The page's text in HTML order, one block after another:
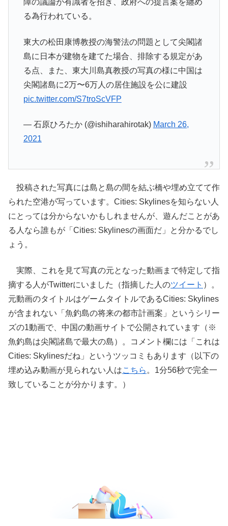
障の議論が有識者を招き、政府への提言案を纏め
る為行われている。
東大の松田康博教授の海警法の問題として尖閣諸
島に日本が建物を建てた場合、排除する規定があ
る点、また、東大川島真教授の写真の様に中国は
尖閣諸島に2万〜6万人の居住施設を公に建設
pic.twitter.com/S7troScVFP
— 石原ひろたか (@ishiharahirotak) March 26,
2021
投稿された写真には島と島の間を結ぶ橋や埋め立てて作
られた空港が写っています。Cities: Skylinesを知らない人
にとっては分からないかもしれませんが、遊んだことがあ
る人なら誰もが「Cities: Skylinesの画面だ」と分かるでし
ょう。
実際、これを見て写真の元となった動画まで特定して指
摘する人がTwitterにいました（指摘した人のツイート ）。
元動画のタイトルはゲームタイトルであるCities: Skylines
が含まれない「魚釣島の将来の都市計画案」というシリー
ズの1動画で、中国の動画サイトで公開されています（※
魚釣島は尖閣諸島で最大の島）。コメント欄には「これは
Cities: Skylinesだね」というツッコミもあります（以下の
埋め込み動画が見られない人はこちら 。1分56秒で完全一
致していることが分かります。）